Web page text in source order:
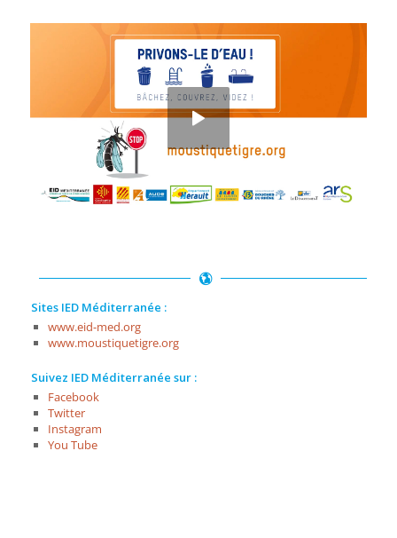
Sites IED Méditerranée :
www.eid-med.org
www.moustiquetigre.org
Suivez IED Méditerranée sur :
Facebook
Twitter
Instagram
You Tube